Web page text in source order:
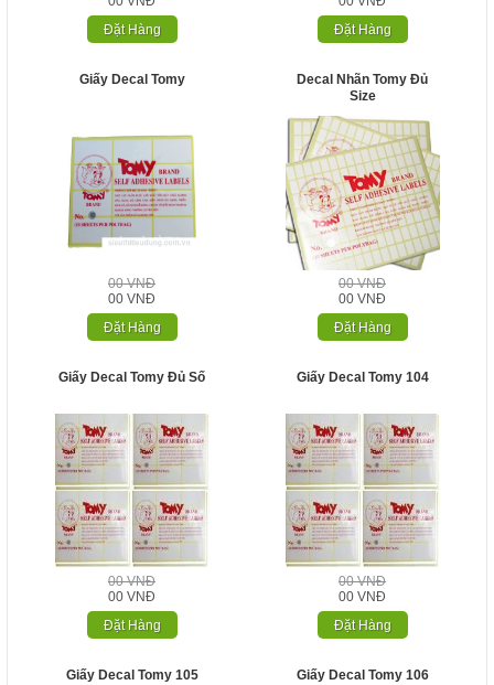
Đặt Hàng
Đặt Hàng
Giấy Decal Tomy
00 VNĐ
00 VNĐ
Đặt Hàng
Decal Nhãn Tomy Đủ
Size
00 VNĐ
00 VNĐ
Đặt Hàng
Giấy Decal Tomy Đủ Số
00 VNĐ
00 VNĐ
Đặt Hàng
Giấy Decal Tomy 104
00 VNĐ
00 VNĐ
Đặt Hàng
Giấy Decal Tomy 105 Giấy Decal Tomy 106